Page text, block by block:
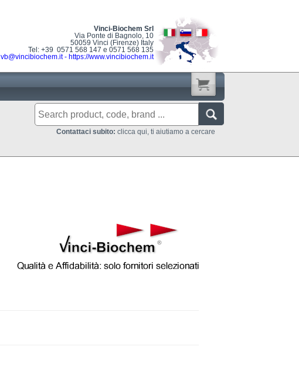
Vinci-Biochem Srl
Via Ponte di Bagnolo, 10
50059 Vinci (Firenze) Italy
Tel: +39 0571 568 147 e 0571 568 135
vb@vincibiochem.it- https://www.vincibiochem.it
Contattaci subito: clicca qui, ti aiutiamo a cercare